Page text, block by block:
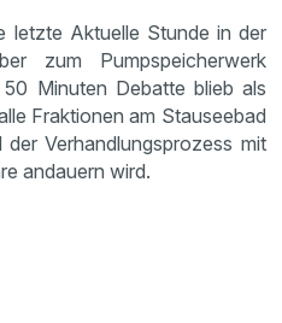
letzte Aktuelle Stunde in der
zum Pumpspeicherwerk
Minuten Debatte blieb als
Fraktionen am Stauseebad
Verhandlungsprozess mit
andauern wird.